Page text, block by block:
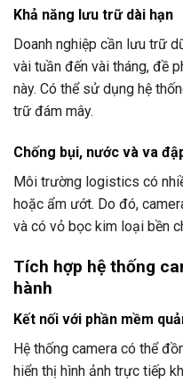
Khả năng lưu trữ dài hạn
Doanh nghiệp cần lưu trữ
vài tuần đến vài tháng, đề
này. Có thể sử dụng hệ
trữ đám mây.
Chống bụi, nước và va
Môi trường logistics có
hoặc ẩm ướt. Do đó,
và có vỏ bọc kim loại bền
Tích hợp hệ thống
hành
Kết nối với phần mềm
Hệ thống camera có thể
hiển thị hình ảnh trực tiếp